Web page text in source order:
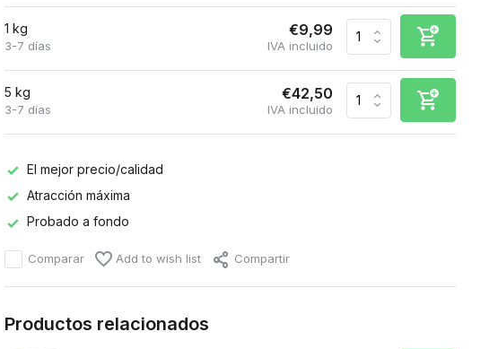
1 kg
3-7 días
€9,99
IVA incluido
5 kg
3-7 días
€42,50
IVA incluido
El mejor precio/calidad
Atracción máxima
Probado a fondo
Comparar Add to wish list Compartir
Productos relacionados